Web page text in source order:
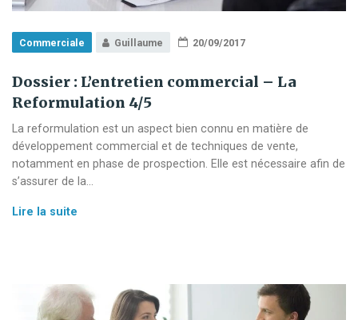
Commerciale Guillaume 20/09/2017
Dossier : L’entretien commercial – La
Reformulation 4/5
La reformulation est un aspect bien connu en matière de
développement commercial et de techniques de vente,
notamment en phase de prospection. Elle est nécessaire afin de
s’assurer de la…
Lire la suite
La
Reformulation